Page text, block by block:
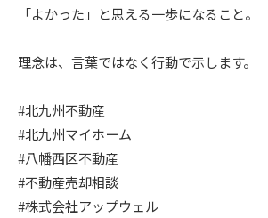
「よかった」と思える一歩になること。
理念は、言葉ではなく行動で示します。
#北九州不動産
#北九州マイホーム
#八幡西区不動産
#不動産売却相談
#株式会社アップウェル